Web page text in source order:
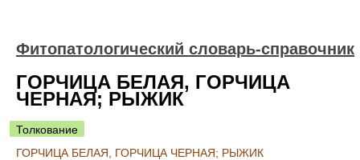
Фитопатологический словарь-справочник
ГОРЧИЦА БЕЛАЯ, ГОРЧИЦА
ЧЕРНАЯ; РЫЖИК
Толкование
ГОРЧИЦА БЕЛАЯ, ГОРЧИЦА ЧЕРНАЯ; РЫЖИК